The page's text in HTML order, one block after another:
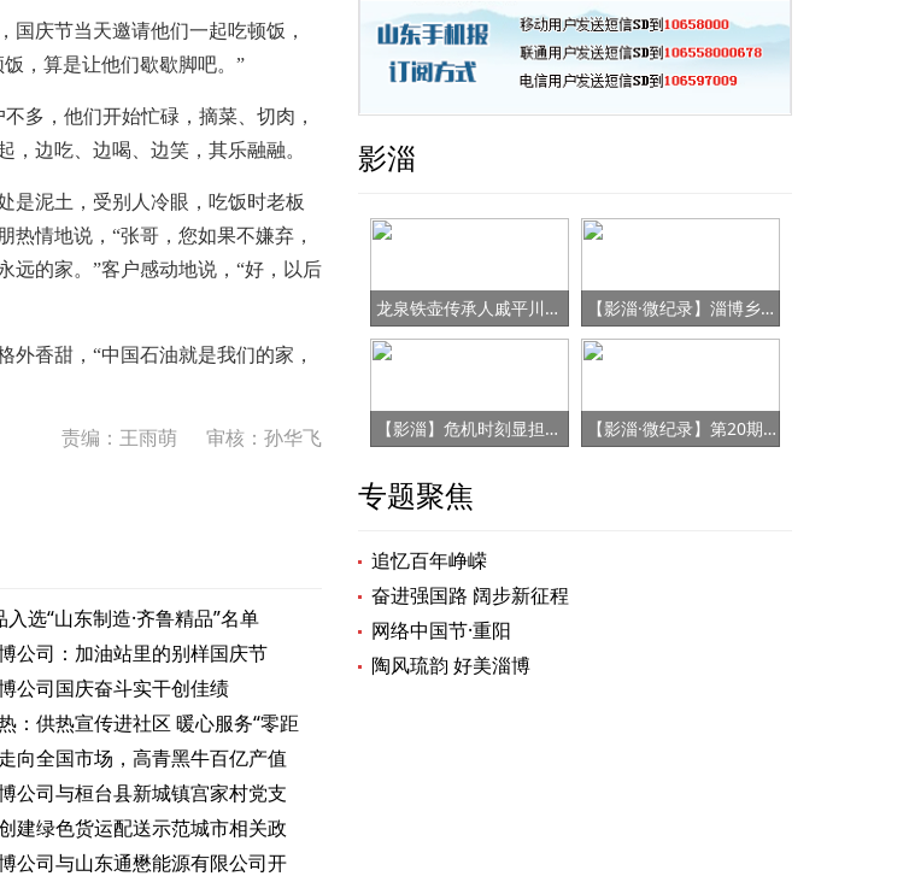
庆节当天邀请他们一起吃顿饭，
，算是让他们歇歇脚吧。”
多，他们开始忙碌，摘菜、切肉，
边吃、边喝、边笑，其乐融融。
泥土，受别人冷眼，吃饭时老板
情地说，“张哥，您如果不嫌弃，
远的家。”客户感动地说，“好，以后
香甜，“中国石油就是我们的家，
责编：王雨萌 审核：孙华飞
选“山东制造·齐鲁精品”名单
公司：加油站里的别样国庆节
公司国庆奋斗实干创佳绩
：供热宣传进社区 暖心服务“零距
向全国市场，高青黑牛百亿产值
“密码”？
公司与桓台县新城镇宫家村党支
建活动
建绿色货运配送示范城市相关政
公司与山东通懋能源有限公司开
影淄
龙泉铁壶传承人戚平川的“守艺”之路 【影淄·微纪录】淄博乡村女书记的“变形记”
【影淄】危机时刻显担当 赤胆忠心保健康 【影淄·微纪录】第20期：战“疫”老将刘景春
专题聚焦
追忆百年峥嵘
奋进强国路 阔步新征程
网络中国节·重阳
陶风琉韵 好美淄博